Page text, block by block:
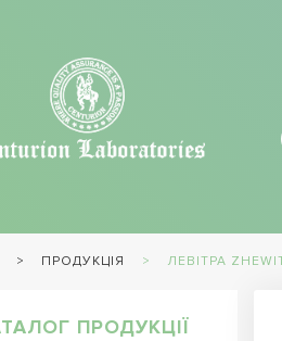
ПРОДУКЦІЯ ЛЕВІТРА
ПРОДУКЦІЇ